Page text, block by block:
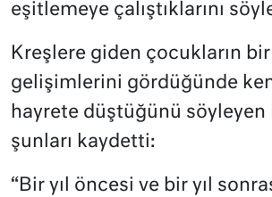
eşitlemeye çalıştıklarını
Kreşlere giden çocukların bir
gelişimlerini gördüğünde
hayrete düştüğünü söyleyen
şunları kaydetti:
“Bir yıl öncesi ve bir yıl